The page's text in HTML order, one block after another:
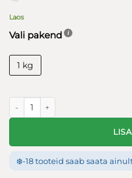
Laos
Vali pakend
1 kg
❄️-18 tooteid saab saata